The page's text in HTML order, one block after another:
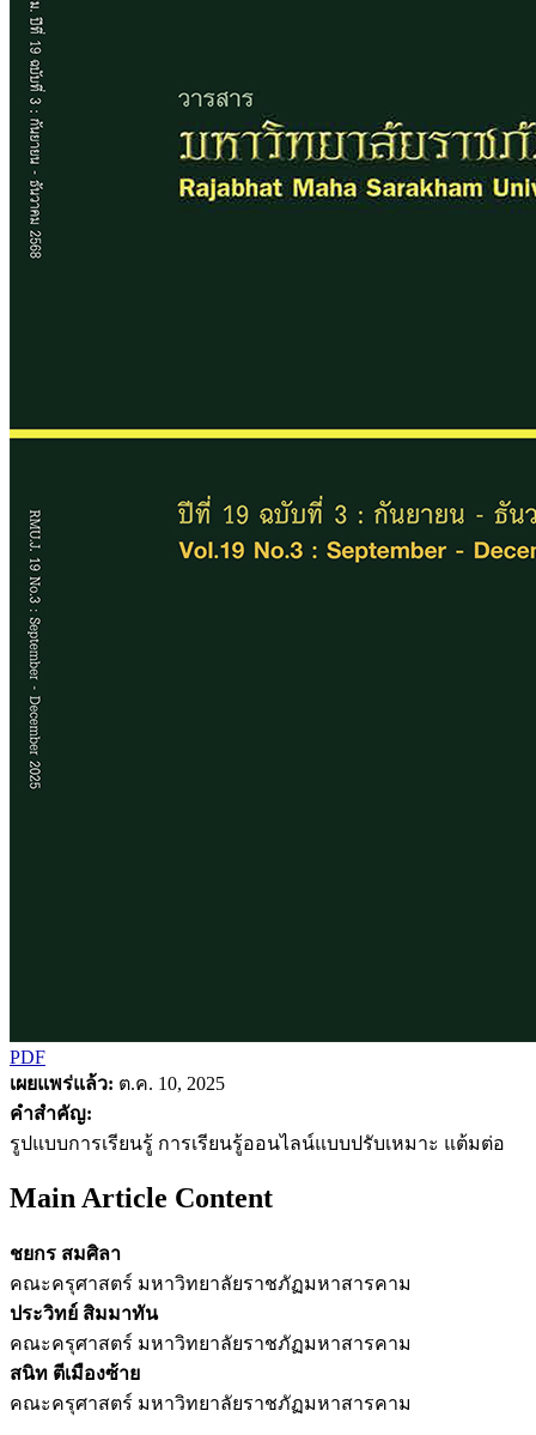
PDF
เผยแพร่แล้ว: ต.ค. 10, 2025
คำสำคัญ:
รูปแบบการเรียนรู้ การเรียนรู้ออนไลน์แบบปรับเหมาะ แต้มต่อ
Main Article Content
ชยกร สมศิลา
คณะครุศาสตร์ มหาวิทยาลัยราชภัฏมหาสารคาม
ประวิทย์ สิมมาทัน
คณะครุศาสตร์ มหาวิทยาลัยราชภัฏมหาสารคาม
สนิท ตีเมืองซ้าย
คณะครุศาสตร์ มหาวิทยาลัยราชภัฏมหาสารคาม